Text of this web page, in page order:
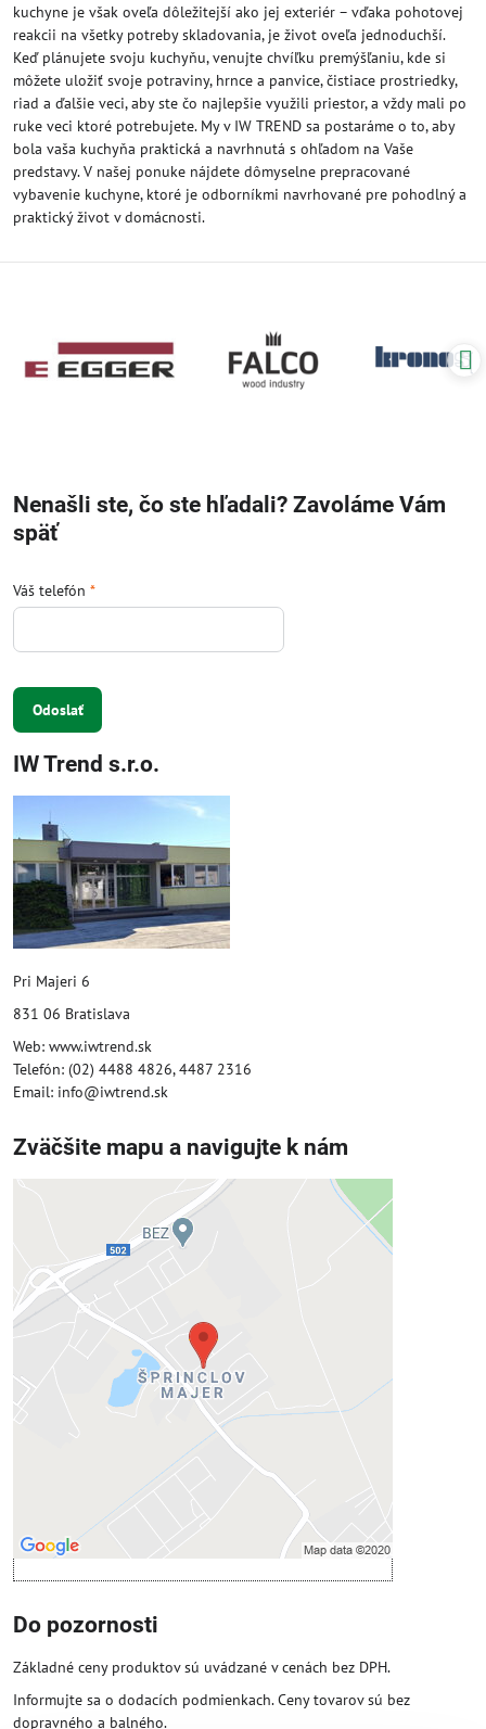
kuchyne je však oveľa dôležitejší ako jej exteriér – vďaka pohotovej
reakcii na všetky potreby skladovania, je život oveľa jednoduchší.
Keď plánujete svoju kuchyňu, venujte chvíľku premýšľaniu, kde si
môžete uložiť svoje potraviny, hrnce a panvice, čistiace prostriedky,
riad a ďalšie veci, aby ste čo najlepšie využili priestor, a vždy mali po
ruke veci ktoré potrebujete. My v IW TREND sa postaráme o to, aby
bola vaša kuchyňa praktická a navrhnutá s ohľadom na Vaše
predstavy. V našej ponuke nájdete dômyselne prepracované
vybavenie kuchyne, ktoré je odborníkmi navrhované pre pohodlný a
praktický život v domácnosti.
Nenašli ste, čo ste hľadali? Zavoláme Vám
späť
Váš telefón *
Odoslať
IW Trend s.r.o.
Pri Majeri 6
831 06 Bratislava
Web: www.iwtrend.sk
Telefón: (02) 4488 4826, 4487 2316
Email: info@iwtrend.sk
Zväčšite mapu a navigujte k nám
Externý obsah je blokovaný
Prajete si načítať externý obsah?
Povoliť tentokrát
Povoliť a zapamätať - súhlas s druhom
cookie: Funkčné
Otvoriť obsah v novom okne
Do pozornosti
Základné ceny produktov sú uvádzané v cenách bez DPH.
Informujte sa o dodacích podmienkach. Ceny tovarov sú bez
dopravného a balného.